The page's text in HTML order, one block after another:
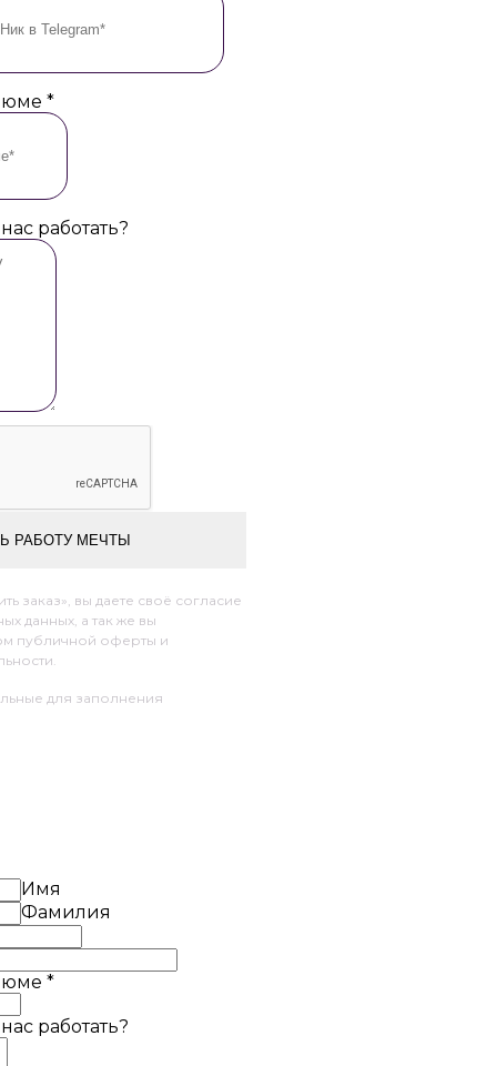
*
работать?
РАБОТУ МЕЧТЫ
заказ», вы даете своё согласие
данных, а так же вы
публичной оферты и
для заполнения
Имя
Фамилия
*
работать?